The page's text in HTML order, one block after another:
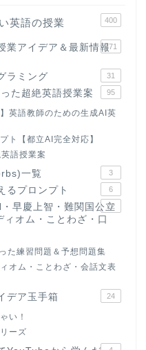
英語の授業 400
業アイデア＆最新情報171
ラミング 31
た超絶英語授業案 95
英語教師のための生成AI英
ト【都立AI完全対応】
語授業案
一覧 3
るプロンプト 6
早慶上智・難関国公立
ィオム・ことわざ・口
22
た練習問題＆予想問題集
オム・ことわざ・会話文表
デア玉手箱 24
い！
ーズ